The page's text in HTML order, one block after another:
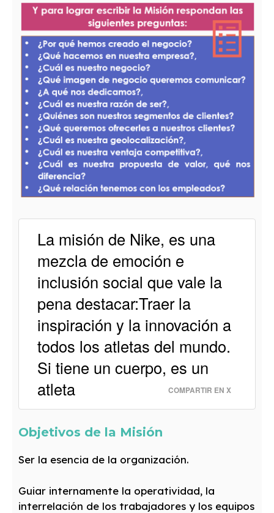
La misión de Nike, es una
mezcla de emoción e
inclusión social que vale la
pena destacar:Traer la
inspiración y la innovación a
todos los atletas del mundo.
Si tiene un cuerpo, es un
atleta
COMPARTIR EN X
Objetivos de la Misión
Ser la esencia de la organización.
Guiar internamente la operatividad, la
interrelación de los trabajadores y los equipos